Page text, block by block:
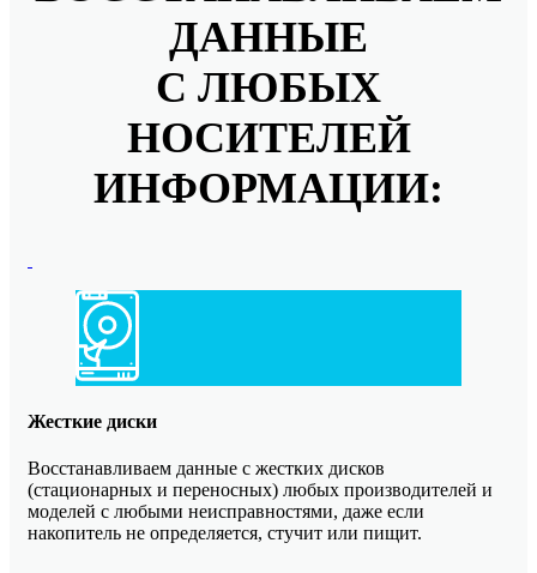
Восстанавливаем данные в 98%
случаев!
Даже, если носитель информации не
определяется, стучит или пищит.
Отправьте заявку на бесплатнуюдиагностику
ДАННЫЕ
С ЛЮБЫХ
НОСИТЕЛЕЙ
ИНФОРМАЦИИ:
Жесткие диски
Восстанавливаем данные с жестких дисков
(стационарных и переносных) любых производителей и
моделей с любыми неисправностями, даже если
накопитель не определяется, стучит или пищит.